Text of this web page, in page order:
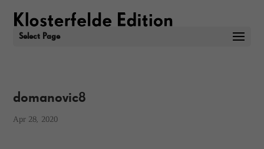
Select Page
domanovic8
Apr 28, 2020